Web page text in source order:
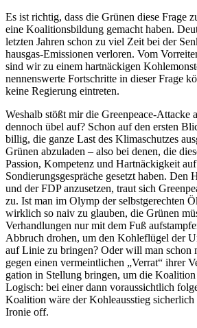
Es ist richtig, dass die Grünen diese Frage
eine Koali­ti­ons­bildung gemacht haben.
letzten Jahren schon zu viel Zeit bei der
hausgas-Emissionen verloren. Vom
sind wir zu einem hartnä­ckigen
nennens­werte Fortschritte in dieser Frage
keine Regierung eintreten.
Weshalb stößt mir die Green­peace-Attacke
dennoch übel auf? Schon auf den ersten
billig, die ganze Last des Klima­schutzes
Grünen abzuladen – also bei denen, die
Passion, Kompetenz und Hartnä­ckigkeit
Sondie­rungs­ge­spräche gesetzt haben. Den
und der FDP anzusetzen, traut sich
zu. Ist man im Olymp der selbst­ge­rechten
wirklich so naiv zu glauben, die Grünen
Verhand­lungen nur mit dem Fuß
Abbruch drohen, um den Kohle­flügel der
auf Linie zu bringen? Oder will man schon
gegen einen vermeint­lichen „Verrat“ ihrer
gation in Stellung bringen, um die Koalition
Logisch: bei einer dann voraus­sichtlich
Koalition wäre der Kohle­aus­stieg sicherlich
Ironie off.